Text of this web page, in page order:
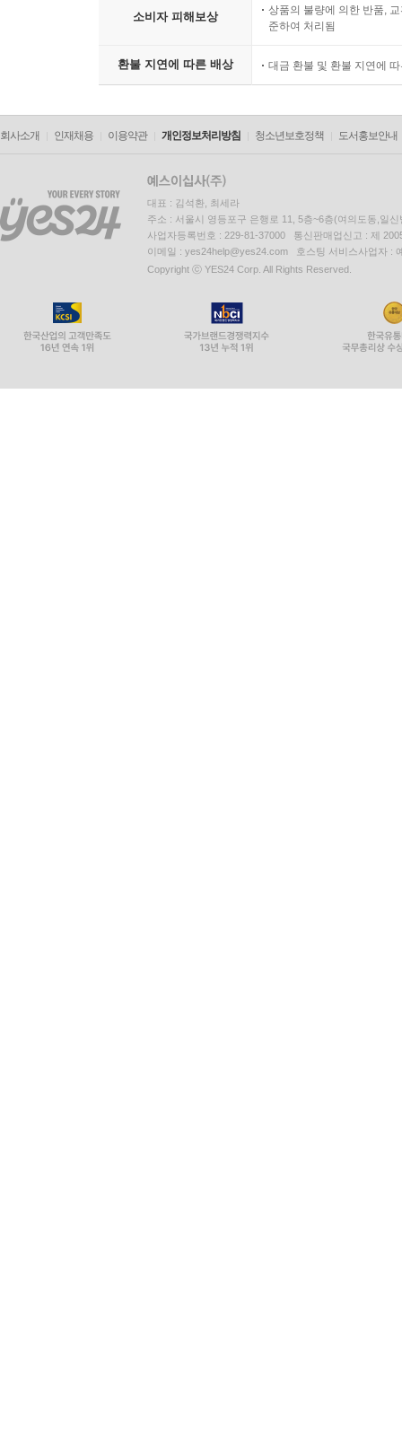
소비자 피해보상
상품의 불량에 의한 반품,
준하여 처리됨
환불 지연에 따른 배상 대금 환불 및 환불 지연에
회사소개 인재채용 이용약관 개인정보처리방침 청소년보호정책 도서홍보안내
대표 : 김석환, 최세라
주소 : 서울시 영등포구 은행로 11, 5층~6층(여의도동,일신
사업자등록번호 : 229-81-37000 통신판매업신고 : 제
이메일 : yes24help@yes24.com 호스팅 서비스사업자 :
Copyright ⓒ YES24 Corp. All Rights Reserved.